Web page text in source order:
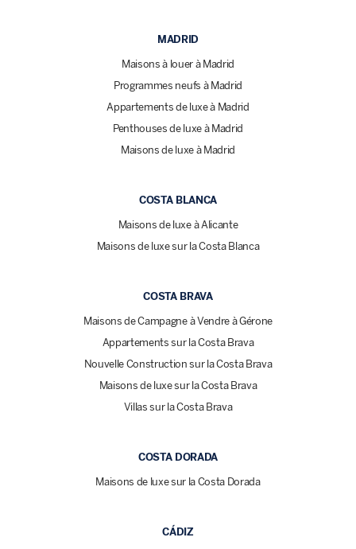
MADRID
Maisons à louer à Madrid
Programmes neufs à Madrid
Appartements de luxe à Madrid
Penthouses de luxe à Madrid
Maisons de luxe à Madrid
COSTA BLANCA
Maisons de luxe à Alicante
Maisons de luxe sur la Costa Blanca
COSTA BRAVA
Maisons de Campagne à Vendre à Gérone
Appartements sur la Costa Brava
Nouvelle Construction sur la Costa Brava
Maisons de luxe sur la Costa Brava
Villas sur la Costa Brava
COSTA DORADA
Maisons de luxe sur la Costa Dorada
CÁDIZ